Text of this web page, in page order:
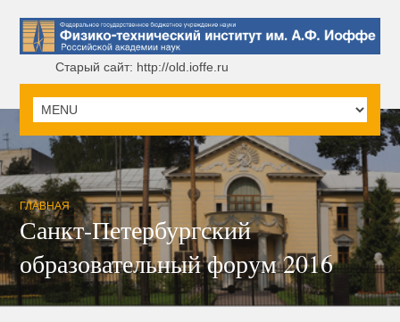
Старый сайт: http://old.ioffe.ru
ГЛАВНАЯ
Санкт-Петербургский
образовательный форум 2016